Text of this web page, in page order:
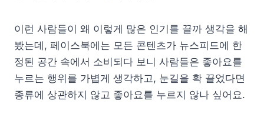
이런 사람들이 왜 이렇게 많은 인기를 끌까 생각을 해
봤는데, 페이스북에는 모든 콘텐츠가 뉴스피드에 한
정된 공간 속에서 소비되다 보니 사람들은 좋아요를
누르는 행위를 가볍게 생각하고, 눈길을 확 끌었다면
종류에 상관하지 않고 좋아요를 누르지 않나 싶어요.